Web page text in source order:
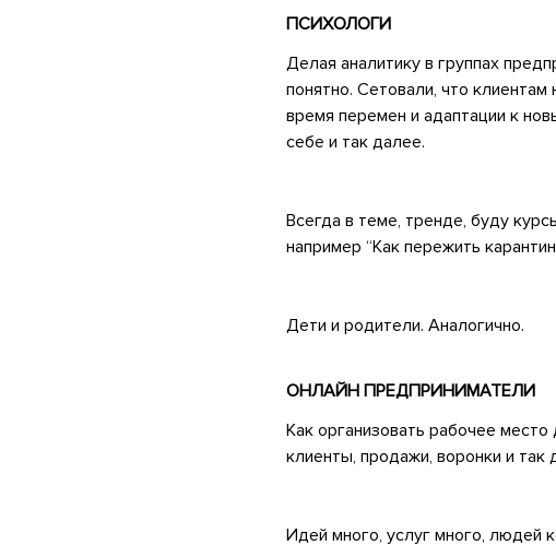
ПСИХОЛОГИ
Делая аналитику в группах
понятно. Сетовали, что
время перемен и адаптации к
себе и так далее.
Всегда в теме, тренде, буду
например “Как пережить
Дети и родители. Аналогично.
ОНЛАЙН ПРЕДПРИНИМАТЕЛИ
Как организовать рабочее
клиенты, продажи, воронки и так
Идей много, услуг много, людей